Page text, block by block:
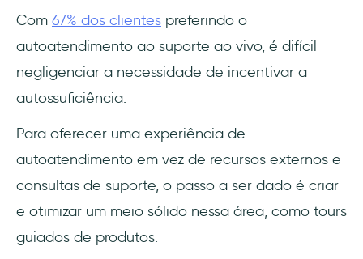
Com 67% dos clientes preferindo o
autoatendimento ao suporte ao vivo, é difícil
negligenciar a necessidade de incentivar a
autossuficiência.
Para oferecer uma experiência de
autoatendimento em vez de recursos externos e
consultas de suporte, o passo a ser dado é criar
e otimizar um meio sólido nessa área, como tours
guiados de produtos.